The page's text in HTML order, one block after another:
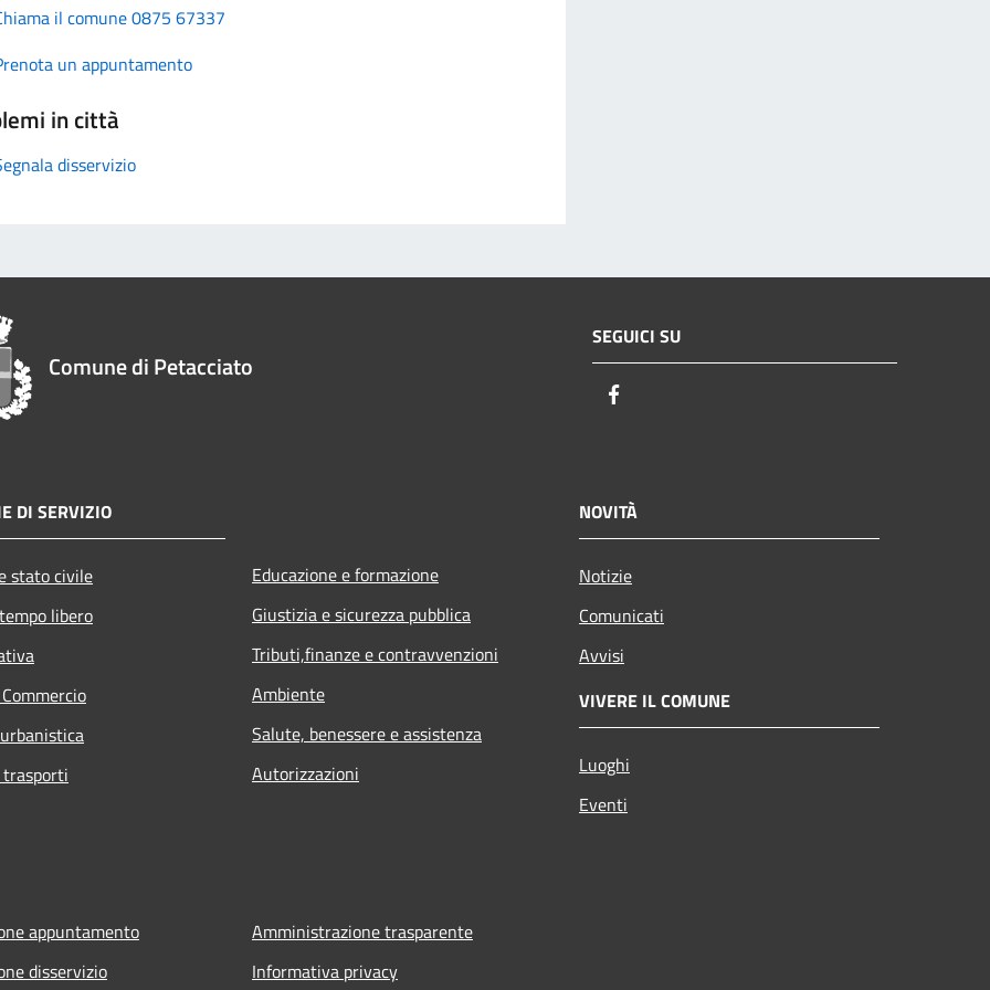
il comune 0875 67337
un appuntamento
in città
disservizio
Comune di Petacciato
SEGUICI SU
DI SERVIZIO
stato civile
libero
Educazione e formazione
Giustizia e sicurezza pubblica
Tributi,finanze e contravvenzioni
Ambiente
Salute, benessere e assistenza
Autorizzazioni
NOVITÀ
Notizie
Comunicati
Avvisi
VIVERE IL COMUNE
Luoghi
Eventi
appuntamento
disservizio
Amministrazione trasparente
Informativa privacy